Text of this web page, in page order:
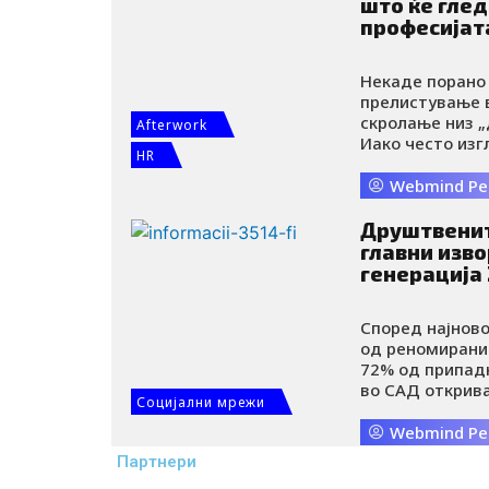
цена плаќа
технолошкиот
Afterwork
HR
Некаде
прелистување
скролање низ
Иако често
секоја објава
ја креирал.
Webmind
Социјални мрежи
главни
генерација
Според
од
72% од
во САД
наведуваат
клучните
Webmind
Партнери